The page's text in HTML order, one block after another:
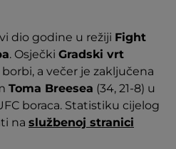
dio godine u režiji Fight
. Osječki Gradski vrt
a večer je zaključena
Toma Breesea (34, 21-8) u
boraca. Statistiku cijelog
na službenoj stranici